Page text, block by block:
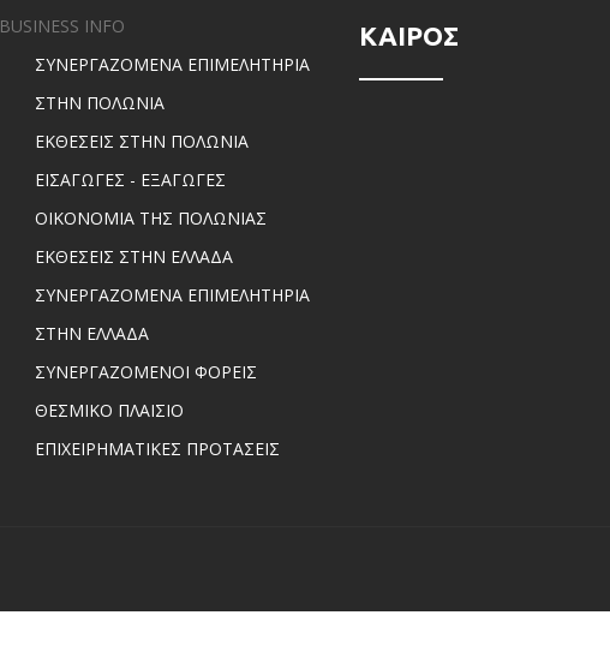
BUSINESS INFO
ΣΥΝΕΡΓΑΖΟΜΕΝΑ ΕΠΙΜΕΛΗΤΗΡΙΑ
ΣΤΗΝ ΠΟΛΩΝΙΑ
ΕΚΘΕΣΕΙΣ ΣΤΗΝ ΠΟΛΩΝΙΑ
ΕΙΣΑΓΩΓΕΣ - ΕΞΑΓΩΓΕΣ
ΟΙΚΟΝΟΜΙΑ ΤΗΣ ΠΟΛΩΝΙΑΣ
ΕΚΘΕΣΕΙΣ ΣΤΗΝ ΕΛΛΑΔΑ
ΣΥΝΕΡΓΑΖΟΜΕΝΑ ΕΠΙΜΕΛΗΤΗΡΙΑ
ΣΤΗΝ ΕΛΛΑΔΑ
ΣΥΝΕΡΓΑΖΟΜΕΝΟΙ ΦΟΡΕΙΣ
ΘΕΣΜΙΚΟ ΠΛΑΙΣΙΟ
ΕΠΙΧΕΙΡΗΜΑΤΙΚΕΣ ΠΡΟΤΑΣΕΙΣ
ΚΑΙΡΟΣ